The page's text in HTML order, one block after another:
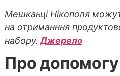
Мешканці Нікополя
на отриманння
набору.Джерело
Про допомогу